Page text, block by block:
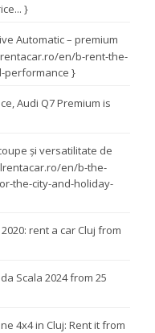
}
Automatic – premium
en/b-rent-the-
performance }
Audi Q7 Premium is
și versatilitate de
en/b-the-
the-city-and-holiday-
rent a car Cluj from
Scala 2024 from 25
4x4 in Cluj: Rent it from